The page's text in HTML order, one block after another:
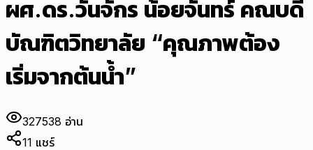
ผศ.ดร.วันจักร น้อยจันทร์ คณบดี
บัณฑิตวิทยาลัย “คุณภาพต้อง
เริ่มจากต้นน้ำ”
327538 อ่าน
11 แชร์